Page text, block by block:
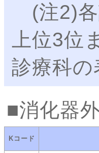
(注2)各
上位3位
診療科
消化器
Kコード